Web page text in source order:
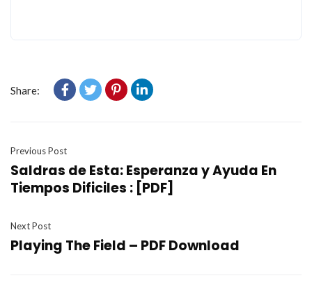
Share:
Previous Post
Saldras de Esta: Esperanza y Ayuda En
Tiempos Dificiles : [PDF]
Next Post
Playing The Field – PDF Download